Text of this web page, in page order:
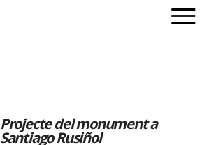
Projecte del monument a
Santiago Rusiñol